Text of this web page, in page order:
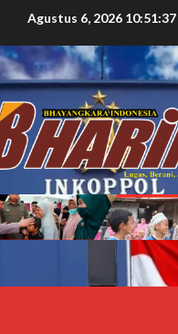
Agustus 6, 2026 10:51:38